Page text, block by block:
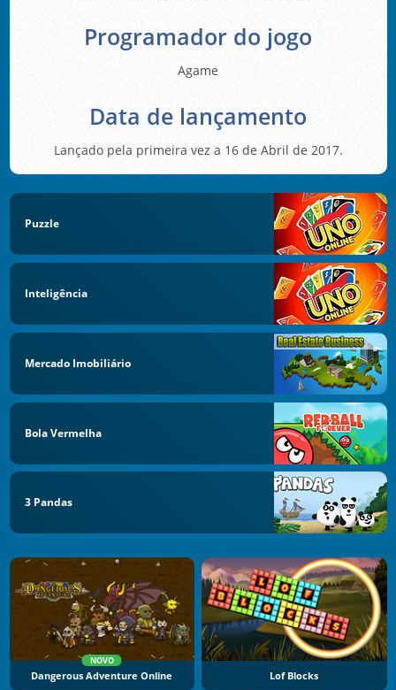
Programador do jogo
Agame
Data de lançamento
Lançado pela primeira vez a 16 de Abril de 2017.
Puzzle
Inteligência
Mercado Imobiliário
Bola Vermelha
3 Pandas
NOVO
Dangerous Adventure Online Lof Blocks